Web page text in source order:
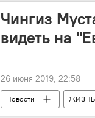
Чингиз
видеть на
26 июня 2019, 22:58
Новости ЖИЗНЬ